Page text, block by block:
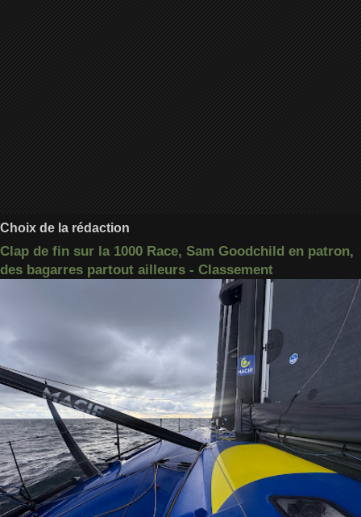
Choix de la rédaction
Clap de fin sur la 1000 Race, Sam Goodchild en patron,
des bagarres partout ailleurs - Classement